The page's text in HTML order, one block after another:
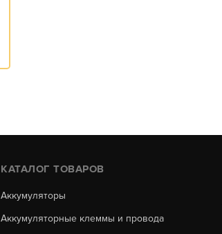
КАТАЛОГ ТОВАРОВ
Аккумуляторы
Аккумуляторные клеммы и провода